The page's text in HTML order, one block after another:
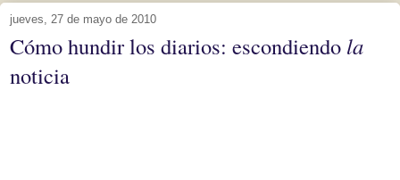
jueves, 27 de mayo de 2010
Cómo hundir los diarios: escondiendo la
noticia